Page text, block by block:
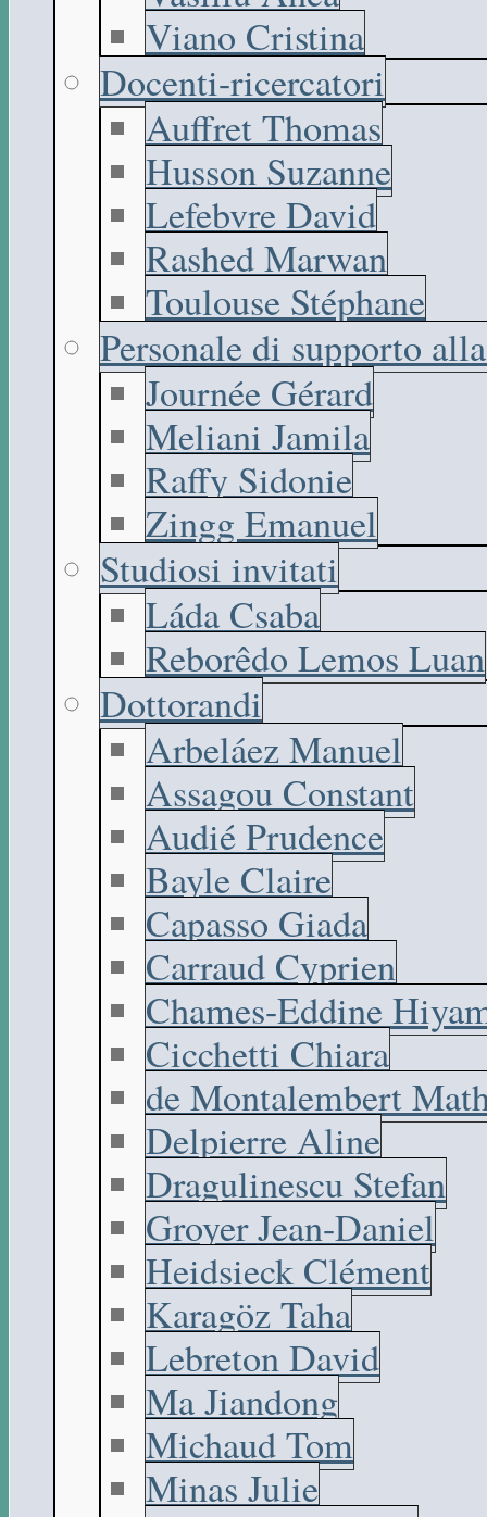
Viano Cristina
Docenti-ricercatori
Auffret Thomas
Husson Suzanne
Lefebvre David
Rashed Marwan
Toulouse Stéphane
Personale di supporto
Journée Gérard
Meliani Jamila
Raffy Sidonie
Zingg Emanuel
Studiosi invitati
Láda Csaba
Reborêdo Lemos Luan
Dottorandi
Arbeláez Manuel
Assagou Constant
Audié Prudence
Bayle Claire
Capasso Giada
Carraud Cyprien
Chames-Eddine
Cicchetti Chiara
de Montalembert
Delpierre Aline
Dragulinescu Stefan
Groyer Jean-Daniel
Heidsieck Clément
Karagöz Taha
Lebreton David
Ma Jiandong
Michaud Tom
Minas Julie